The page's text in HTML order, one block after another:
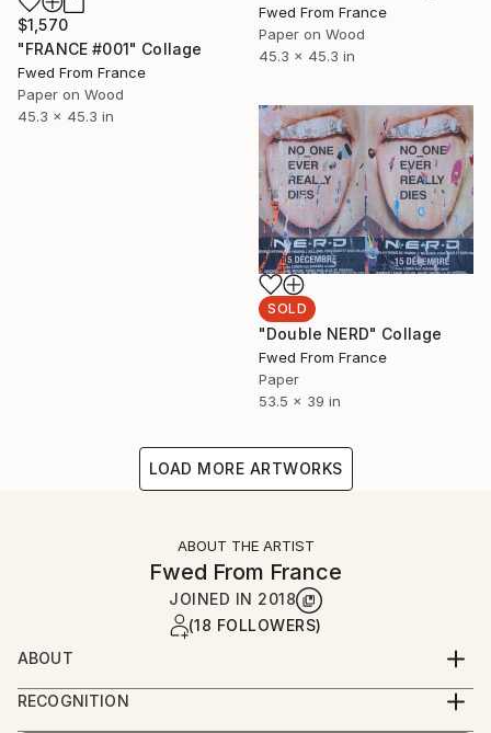
Fwed From France
Paper on Wood
45.3 x 45.3 in
$1,570
"FRANCE #001" Collage
Fwed From France
Paper on Wood
45.3 x 45.3 in
SOLD
"Double NERD" Collage
Fwed From France
Paper
53.5 x 39 in
LOAD MORE ARTWORKS
ABOUT THE ARTIST
Fwed From France
JOINED IN 2018
(18 FOLLOWERS)
ABOUT
Fwed est un artiste français né en 1971.
RECOGNITION
Artist featured in a collection